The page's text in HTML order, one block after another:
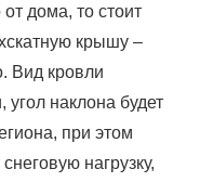
дома, то стоит
крышу –
Вид кровли
наклона будет
при этом
нагрузку,